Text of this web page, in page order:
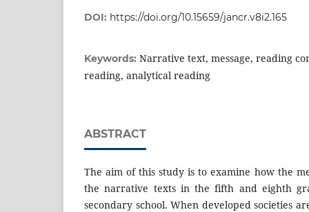
DOI: https://doi.org/10.15659/jancr.v8i2.165
Keywords: Narrative text, message, reading
reading, analytical reading
ABSTRACT
The aim of this study is to examine how the
the narrative texts in the fifth and eighth
secondary school. When developed societies